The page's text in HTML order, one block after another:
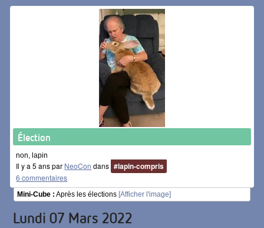
Élection
non, lapin
Il y a 5 ans par NeoCon dans #lapin-compris
6 commentaires
Mini-Cube : Après les élections [Afficher l'image]
Lundi 07 Mars 2022